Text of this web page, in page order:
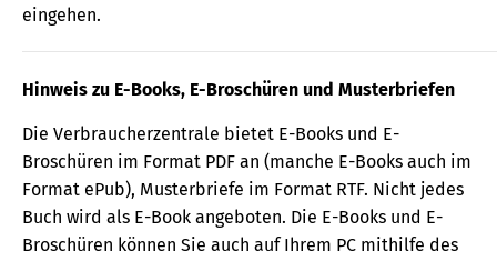
eingehen.
Hinweis zu E-Books, E-Broschüren und Musterbriefen
Die Verbraucherzentrale bietet E-Books und E-
Broschüren im Format PDF an (manche E-Books auch im
Format ePub), Musterbriefe im Format RTF. Nicht jedes
Buch wird als E-Book angeboten. Die E-Books und E-
Broschüren können Sie auch auf Ihrem PC mithilfe des